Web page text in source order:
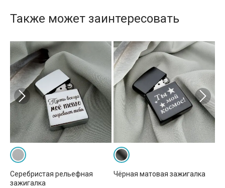
Также может заинтересовать
Серебристая рельефная
зажигалка
Чёрная матовая зажигалка